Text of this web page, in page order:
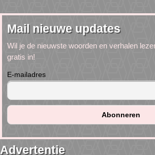
Mail nieuwe updates
Wil je de nieuwste woorden en verhalen
gratis in!
E-mailadres
Advertentie